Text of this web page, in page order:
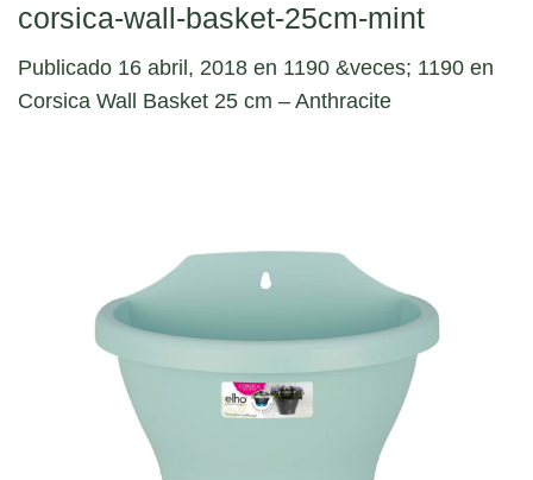
corsica-wall-basket-25cm-mint
Publicado 16 abril, 2018 en 1190 &veces; 1190 en
Corsica Wall Basket 25 cm – Anthracite